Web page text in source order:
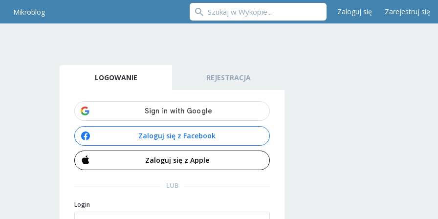
Mikroblog Zaloguj się Zarejestruj się
LOGOWANIE REJESTRACJA
Zaloguj się z Facebook
Zaloguj się z Apple
LUB
Login